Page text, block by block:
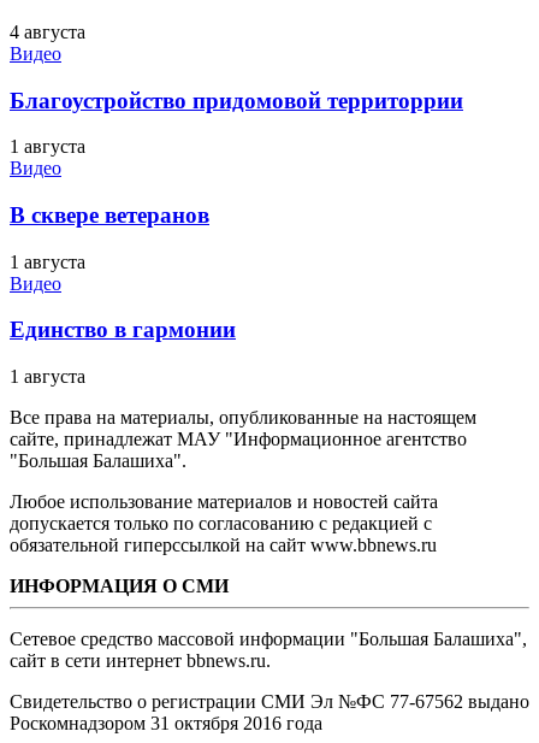
4 августа
Видео
Благоустройство придомовой территоррии
1 августа
Видео
В сквере ветеранов
1 августа
Видео
Единство в гармонии
1 августа
Все права на материалы, опубликованные на настоящем
сайте, принадлежат МАУ "Информационное агентство
"Большая Балашиха".
Любое использование материалов и новостей сайта
допускается только по согласованию с редакцией с
обязательной гиперссылкой на сайт www.bbnews.ru
ИНФОРМАЦИЯ О СМИ
Сетевое средство массовой информации "Большая Балашиха",
сайт в сети интернет bbnews.ru.
Свидетельство о регистрации СМИ Эл №ФС ‎77-67562 выдано
Роскомнадзором 31 октября 2016 года